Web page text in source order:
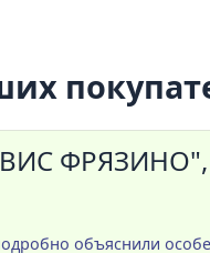
ФРЯЗИНО",
объяснили